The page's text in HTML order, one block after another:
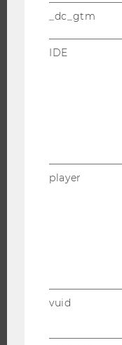
EVENT CALENDAR
WELCOME SERVICES
_dc_gtm
IDE
player
vuid